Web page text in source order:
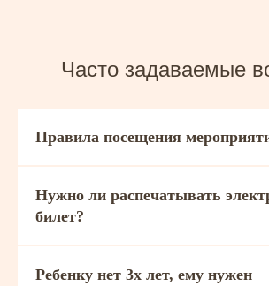
Часто задаваемые
Правила посещения
Нужно ли распечатывать
билет?
Ребенку нет 3х лет, ему нужен